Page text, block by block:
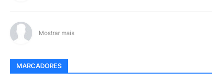
Mostrar mais
MARCADORES